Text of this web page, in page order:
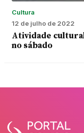
Cultura
12 de julho de 2022
Atividade
no sábado